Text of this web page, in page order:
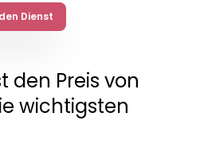
Dienst
den Preis von
wichtigsten